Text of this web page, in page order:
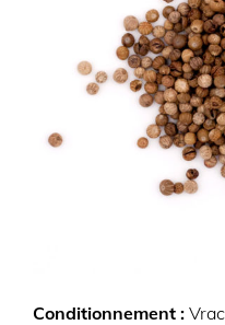
Conditionnement : Vrac